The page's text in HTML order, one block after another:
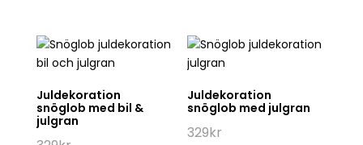
Juldekoration
snöglob med bil &
julgran
Juldekoration
snöglob med julgran
329kr